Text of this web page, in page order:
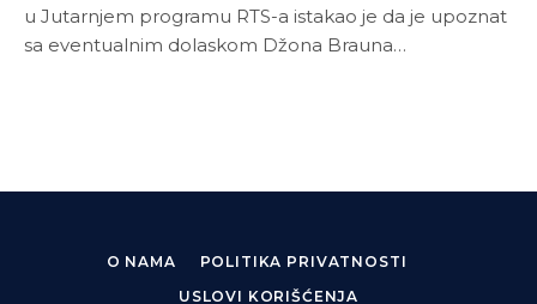
u Jutarnjem programu RTS-a istakao je da je upoznat
sa eventualnim dolaskom Džona Brauna…
O NAMA
POLITIKA PRIVATNOSTI
USLOVI KORIŠĆENJA